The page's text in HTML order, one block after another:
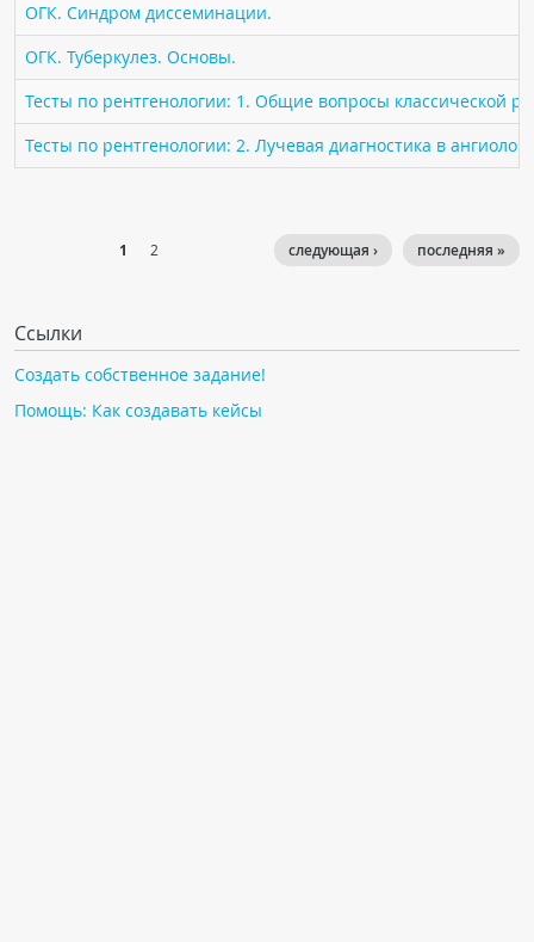
ОГК. Синдром диссеминации.
ОГК. Туберкулез. Основы.
Тесты по рентгенологии: 1. Общие вопросы классической
Тесты по рентгенологии: 2. Лучевая диагностика в
1 2 последняя »
следующая ›
Ссылки
Создать собственное задание!
Помощь: Как создавать кейсы